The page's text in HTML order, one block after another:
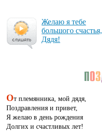
Же­лаю я те­бе
боль­шо­го счастья,
Дя­дя!
От племянника, мой дядя,
Поздравления и привет,
Я желаю в день рождения
Долгих и счастливых лет!